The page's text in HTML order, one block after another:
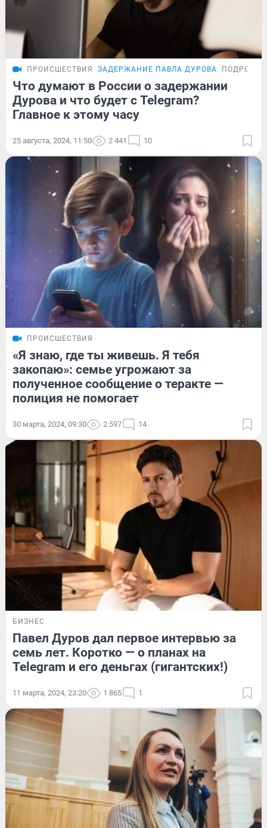
ПРОИСШЕСТВИЯ ЗАДЕРЖАНИЕ ПАВЛА ДУРОВА
Что думают в России о задержании
Дурова и что будет с Telegram?
Главное к этому часу
25 августа, 2024, 11:50 2 441 10
ПРОИСШЕСТВИЯ
«Я знаю, где ты живешь. Я тебя
закопаю»: семье угрожают за
полученное сообщение о теракте —
полиция не помогает
30 марта, 2024, 09:30 2 597 14
БИЗНЕС
Павел Дуров дал первое интервью за
семь лет. Коротко — о планах на
Telegram и его деньгах (гигантских!)
11 марта, 2024, 23:20 1 865 1